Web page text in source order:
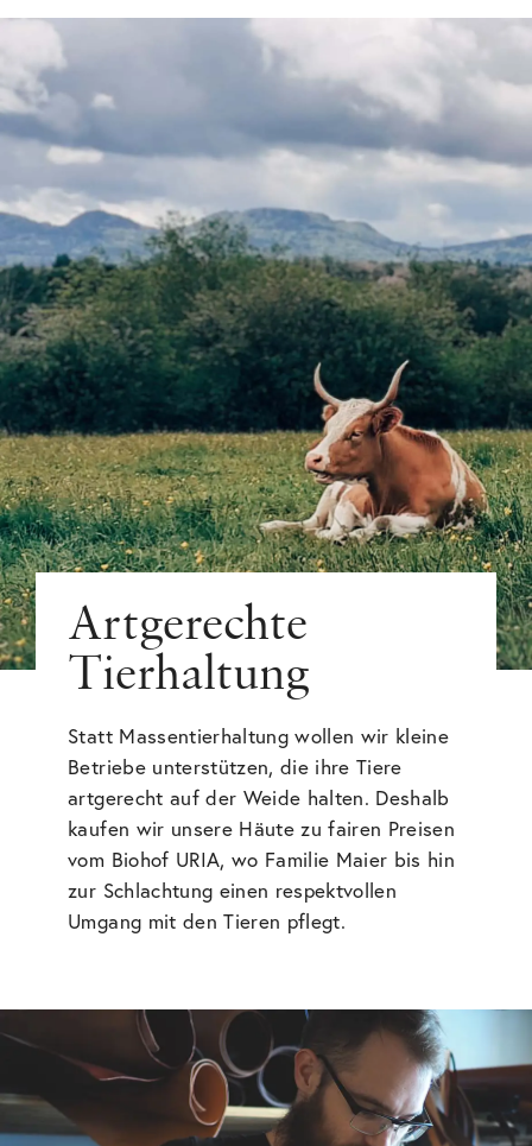
Artgerechte
Tierhaltung
Statt Massentierhaltung wollen wir kleine
Betriebe unterstützen, die ihre Tiere
artgerecht auf der Weide halten. Deshalb
kaufen wir unsere Häute zu fairen Preisen
vom Biohof URIA, wo Familie Maier bis hin
zur Schlachtung einen respektvollen
Umgang mit den Tieren pflegt.